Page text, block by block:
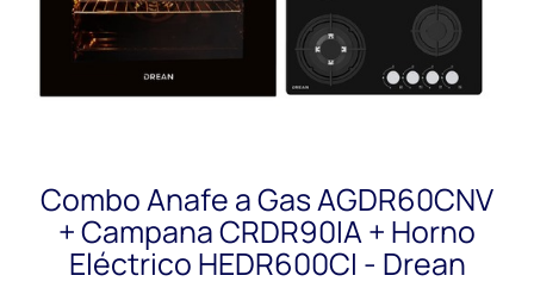
Combo Anafe a Gas AGDR60CNV
+ Campana CRDR90IA + Horno
Eléctrico HEDR600CI - Drean